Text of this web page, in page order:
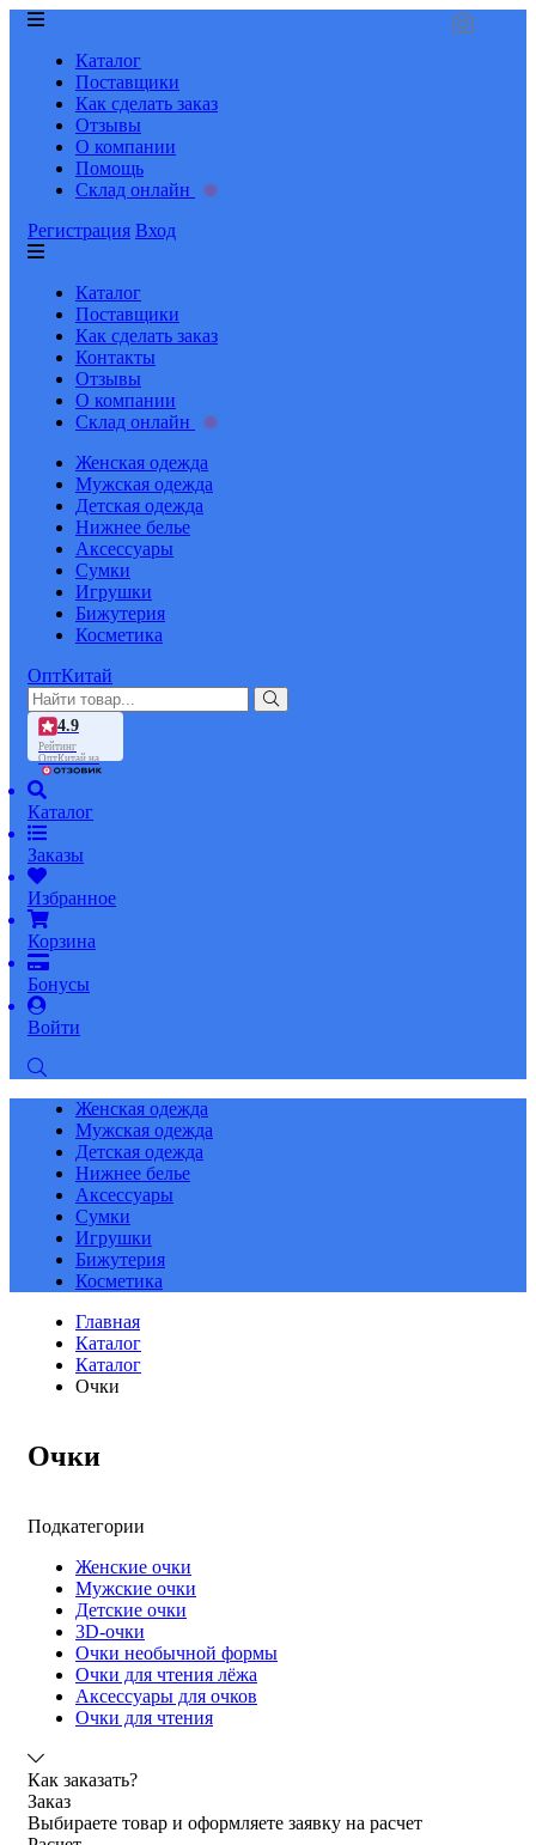
Каталог
Поставщики
Как сделать заказ
Отзывы
О компании
Помощь
Склад онлайн
Регистрация Вход
Каталог
Поставщики
Как сделать заказ
Контакты
Отзывы
О компании
Склад онлайн
Женская одежда
Мужская одежда
Детская одежда
Нижнее белье
Аксессуары
Сумки
Игрушки
Бижутерия
Косметика
ОптКитай
4.9
Рейтинг
ОптКитай на
Каталог
Заказы
Избранное
Корзина
Бонусы
Войти
Женская одежда
Мужская одежда
Детская одежда
Нижнее белье
Аксессуары
Сумки
Игрушки
Бижутерия
Косметика
Главная
Каталог
Каталог
Очки
Очки
Подкатегории
Женские очки
Мужские очки
Детские очки
3D-очки
Очки необычной формы
Очки для чтения лёжа
Аксессуары для очков
Очки для чтения
Как заказать?
Заказ
Выбираете товар и оформляете заявку на расчет